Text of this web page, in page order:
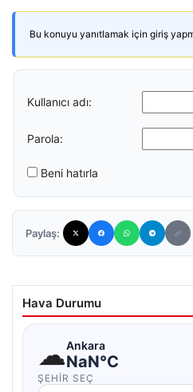
Bu konuyu yanıtlamak için giriş
Kullanıcı adı:
Parola:
Beni hatırla
Paylaş:
Hava Durumu
☁Ankara
NaN°C
ŞEHIR SEÇ